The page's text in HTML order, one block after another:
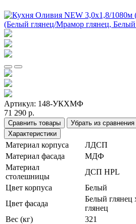
Артикул: 148-УКХМФ
71 290 р.
Сравнить товары
Убрать из сравнения
Характеристики
Материал корпуса
ЛДСП
Материал фасада
МДФ
Материал
столешницы
ДСП HPL
Цвет корпуса
Белый
Цвет фасада
Белый
глянец
Вес (кг)
321